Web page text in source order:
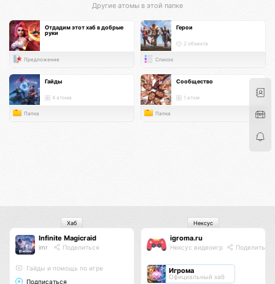
Другие атомы в этой папке
Отдадим этот хаб в добрые
руки
Предложение
Герои
2 объекта
Список
Гайды
4 атома
Папка
Сообщество
1 атом
Папка
Infinite Magicraid
imr Поделиться
Гайды и помощь по игре
Подписаться
Хаб
igroma.ru
Нексус видеоигр Поделиться
Игрома
Официальный хаб
Нексус